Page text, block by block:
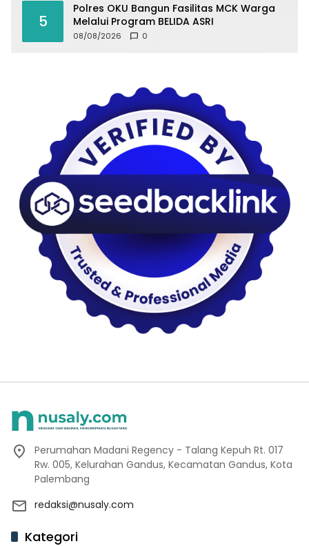
5
Polres OKU Bangun Fasilitas MCK Warga
Melalui Program BELIDA ASRI
08/08/2026 0
Perumahan Madani Regency - Talang Kepuh Rt. 017
Rw. 005, Kelurahan Gandus, Kecamatan Gandus, Kota
Palembang
redaksi@nusaly.com
Kategori